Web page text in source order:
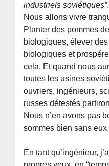
industriels soviétiques”.
Nous allons vivre
Planter des pommes
biologiques, élever
biologiques et
cela. Et quand nous
toutes les usines
ouvriers, ingénieurs,
russes détestés
Nous n’en avons pas
sommes bien sans eux.
En tant qu’ingénieur,